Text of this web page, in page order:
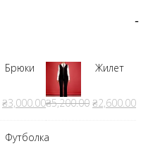
Брюки
₴3,000.00
Жилет
₴5,200.00 ₴2,600.00
Футболка